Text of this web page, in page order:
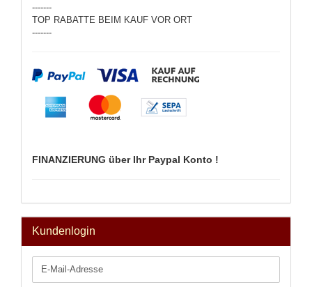
-------
TOP RABATTE BEIM KAUF VOR ORT
-------
FINANZIERUNG über Ihr Paypal Konto !
Kundenlogin
E-
Mail-